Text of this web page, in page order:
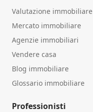
Valutazione immobiliare
Mercato immobiliare
Agenzie immobiliari
Vendere casa
Blog immobiliare
Glossario immobiliare
Professionisti